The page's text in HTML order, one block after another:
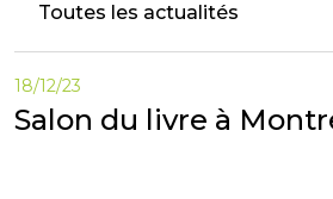
Toutes les actualités
18/12/23
Salon du livre à